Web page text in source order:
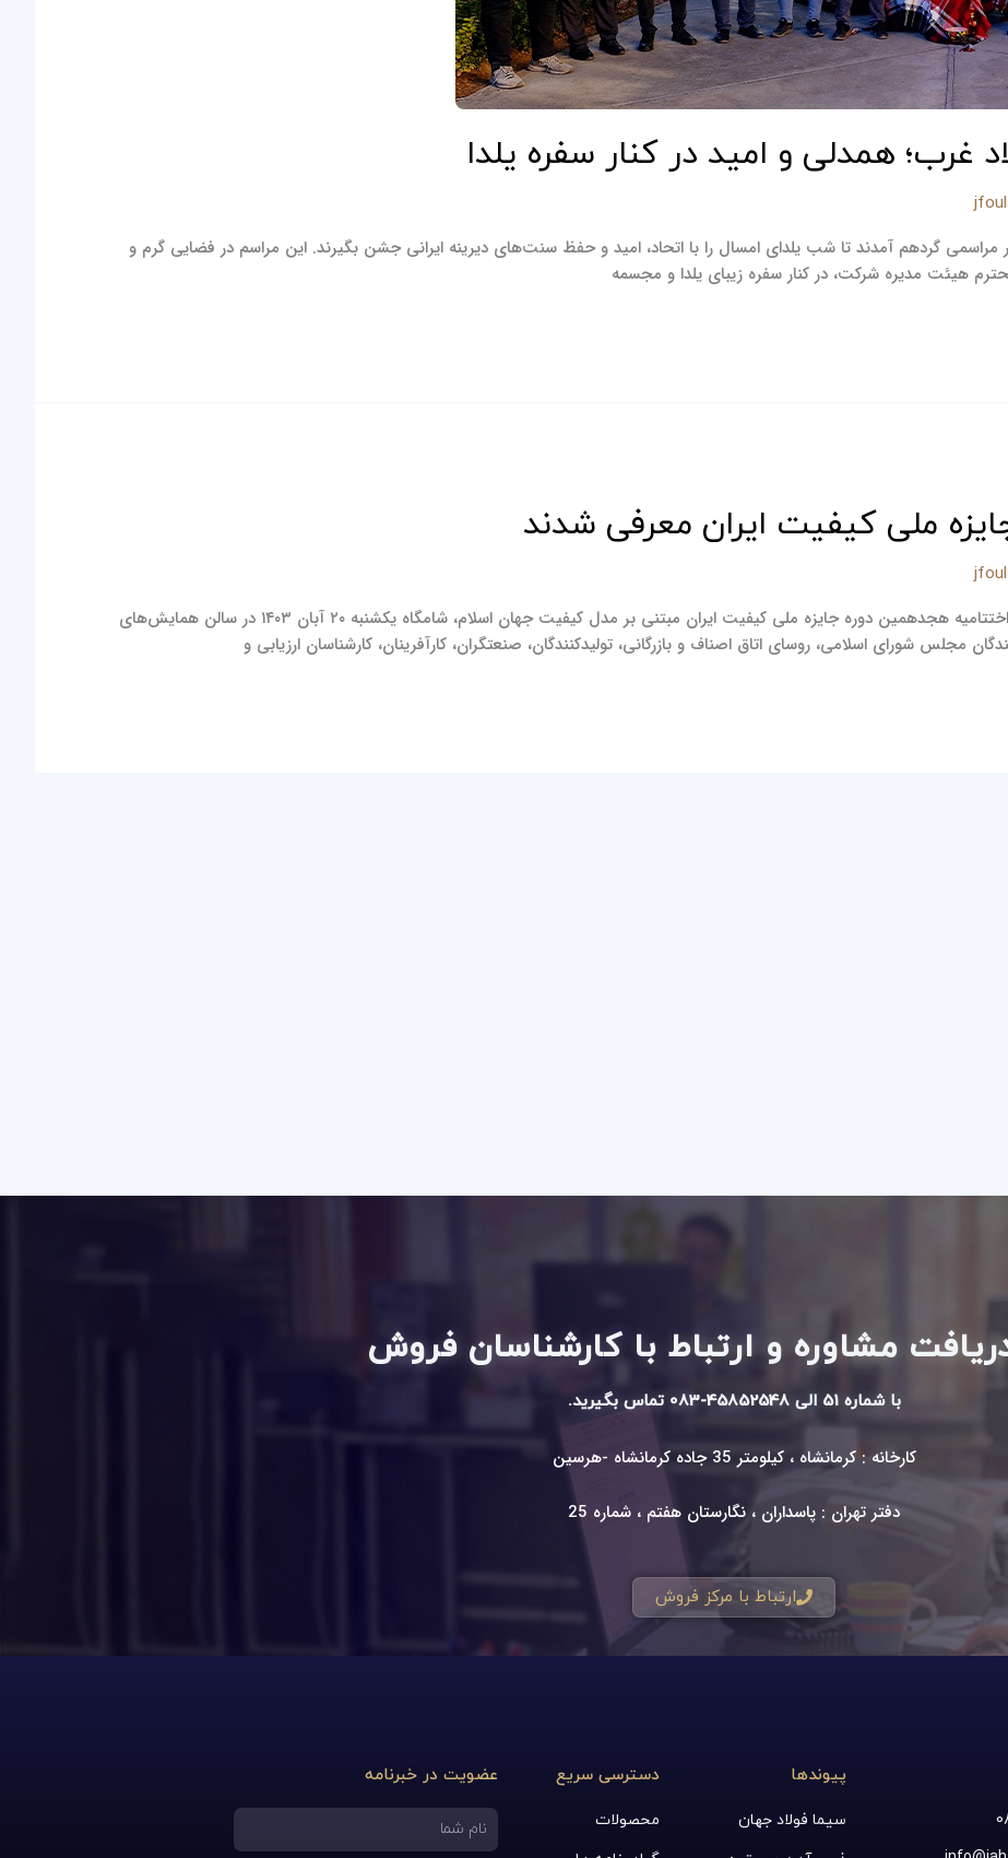
همدلی و امید در کنار سفره یلدا
مراسمی گردهم آمدند تا شب یلدای امسال را با اتحاد، امید و حفظ سنت‌های دیرینه ایرانی جشن بگیرند. این مراسم در فضایی گرم و
هیئت مدیره شرکت، در کنار سفره زیبای یلدا و مجسمه
ملی کیفیت ایران معرفی شدند
به گزارش اخبار رسمی سازمان ملی استاندارد ایران مراسم اختتامیه هجدهمین دوره جایزه ملی کیفیت ایران مبتنی بر مدل کیفیت جهان اسلام، شامگاه یکشنبه ۲۰ آبان ۱۴۰۳ در سالن همایش‌های
مجلس شورای اسلامی، روسای اتاق اصناف و بازرگانی، تولیدکنندگان، صنعتگران، کارآفرینان، کارشناسان ارزیابی و
مشاوره و ارتباط با کارشناسان فروش
با شماره 51 الی 45852548-083 تماس بگیرید.
کارخانه : کرمانشاه ، کیلومتر 35 جاده کرمانشاه -هرسین
دفتر تهران : پاسداران ، نگارستان هفتم ، شماره 25
ارتباط با مرکز فروش
پیوندها
سیما فولاد جهان
دسترسی سریع
محصولات
عضویت در خبرنامه
نام